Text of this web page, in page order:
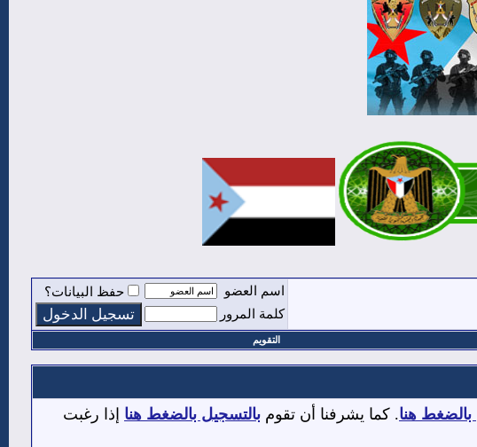
اسم العضو
حفظ البيانات؟
كلمة المرور
التقويم
بالضغط هنا. كما يشرفنا أن تقوم بالتسجيل بالضغط هنا إذا رغبت